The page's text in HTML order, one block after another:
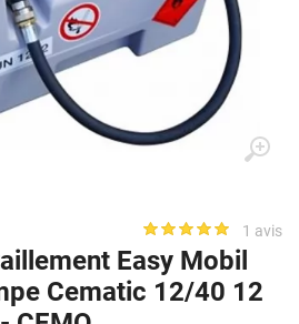
1 avis
Easy Mobil
Cematic 12/40 12